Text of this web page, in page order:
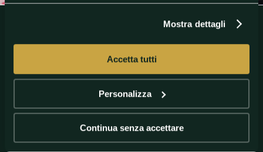
Mostra dettagli
Accetta tutti
Personalizza
Continua senza accettare
Calcio
Champions
Basket
Eurolegaue
LBA
Gossip
ATP